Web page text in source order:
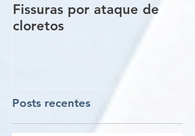
Fissuras por ataque de
cloretos
Posts recentes